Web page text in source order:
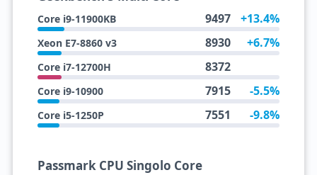
Core i9-11900KB 9497 +13.4%
Xeon E7-8860 v3 8930 +6.7%
Core i7-12700H 8372
Core i9-10900 7915 -5.5%
Core i5-1250P 7551 -9.8%
Passmark CPU Singolo Core